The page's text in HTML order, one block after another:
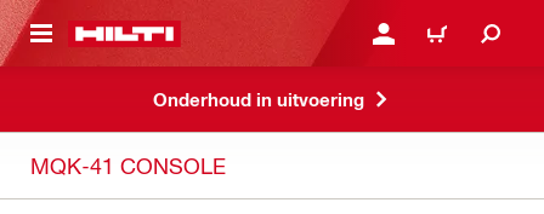
HOOFDINHOUD AANMELDEN OF
WINKELWAGEN
Onderhoud in uitvoering
MQK-41 CONSOLE